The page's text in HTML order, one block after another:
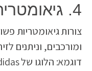
4. גיאומטריה מופשטת
צורות גיאומטריות
ומורכבים, וניתנים
דוגמא: הלוגו של Adidas מדגים שימוש מוצלח בצורות גיאומטריות פשוטות.